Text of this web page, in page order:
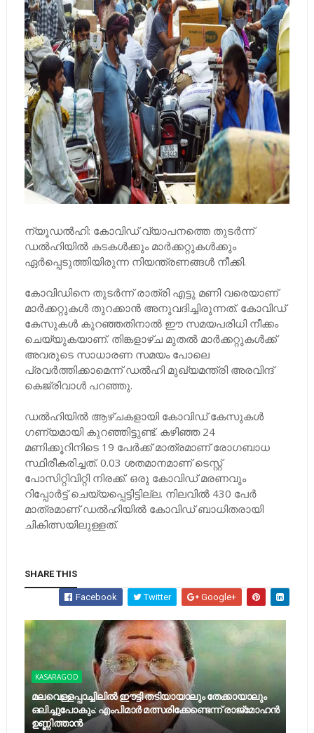
ന്യൂഡല്‍ഹി: കോവിഡ് വ്യാപനത്തെ തുടര്‍ന്ന്
ഡല്‍ഹിയില്‍ കടകള്‍ക്കും മാര്‍ക്കറ്റുകള്‍ക്കും
ഏര്‍പ്പെടുത്തിയിരുന്ന നിയന്ത്രണങ്ങള്‍ നീക്കി.
കോവിഡിനെ തുടര്‍ന്ന് രാത്രി എട്ടു മണി വരെയാണ്
മാര്‍ക്കറ്റുകള്‍ തുറക്കാന്‍ അനുവദിച്ചിരുന്നത്. കോവിഡ്
കേസുകള്‍ കുറഞ്ഞതിനാല്‍ ഈ സമയപരിധി നീക്കം
ചെയ്യുകയാണ്. തിങ്കളാഴ്ച മുതല്‍ മാര്‍ക്കറ്റുകള്‍ക്ക്
അവരുടെ സാധാരണ സമയം പോലെ
പ്രവര്‍ത്തിക്കാമെന്ന് ഡല്‍ഹി മുഖ്യമന്ത്രി അരവിന്ദ്
കെജ്‌രിവാള്‍ പറഞ്ഞു.
ഡല്‍ഹിയില്‍ ആഴ്ചകളായി കോവിഡ് കേസുകള്‍
ഗണ്യമായി കുറഞ്ഞിട്ടുണ്ട്. കഴിഞ്ഞ 24
മണിക്കൂറിനിടെ 19 പേര്‍ക്ക് മാത്രമാണ് രോഗബാധ
സ്ഥിരീകരിച്ചത്. 0.03 ശതമാനമാണ് ടെസ്റ്റ്
പോസിറ്റിവിറ്റി നിരക്ക്. ഒരു കോവിഡ് മരണവും
റിപ്പോര്‍ട്ട് ചെയ്യപ്പെട്ടിട്ടില്ല. നിലവില്‍ 430 പേര്‍
മാത്രമാണ് ഡല്‍ഹിയില്‍ കോവിഡ് ബാധിതരായി
ചികിത്സയിലുള്ളത്.
SHARE THIS
Facebook Twitter Google+
KASARAGOD
മലവെള്ളപ്പാച്ചിലില്‍ ഈട്ടി തടിയായാലും തേക്കായാലും
ഒലിച്ചുപോകും: എംപിമാര്‍ മത്സരിക്കേണ്ടെന്ന് രാജ്‌മോഹന്‍
ഉണ്ണിത്താന്‍